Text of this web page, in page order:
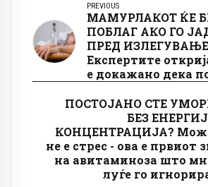
PREVIOUS
МАМУРЛАКОТ ЌЕ
ПОБЛАГ АКО ГО
ПРЕД
Експертите
е докажано дека
ПОСТОЈАНО СТЕ
БЕЗ
КОНЦЕНТРАЦИЈА?
не е стрес - ова е првиот
на авитаминоза што
луѓе го